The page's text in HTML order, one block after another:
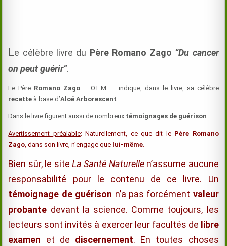
Le célèbre livre du Père Romano Zago “Du cancer
on peut guérir”.
Le Père Romano Zago – O.F.M. – indique, dans le livre, sa célèbre
recette à base d’Aloé Arborescent
Dans le livre figurent aussi de nombreux témoignages de guérison
Avertissement préalable: Naturellement, ce que dit le Père Romano
Zago , dans son livre, n’engage que lui-même
Bien sûr, le site La Santé Naturellen’assume aucune
responsabilité pour le contenu de ce livre. Un
témoignage de guérison n’a pas forcément valeur
probante devant la science. Comme toujours, les
lecteurs sont invités à exercer leur facultés de libre
examen et de discernement. En toutes choses